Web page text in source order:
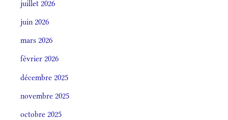
juillet 2026
juin 2026
mars 2026
février 2026
décembre 2025
novembre 2025
octobre 2025